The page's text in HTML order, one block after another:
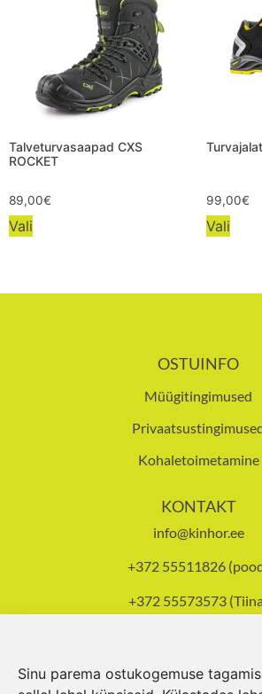
Sinu parema ostukogemuse
Talveturvasaapad CXS
ROCKET
89,00€
Vali
99,00€
Vali
OSTUINFO
Müügitingimused
Kohaletoimetamine
KONTAKT
info@kinhor.ee
+372 55511826
+372 55573573
Avatud E-R 8-17.30,L